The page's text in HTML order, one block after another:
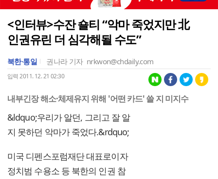
<인터뷰>수잔 숄티 “악마 죽었지만 北
인권유린 더 심각해될 수도”
북한·통일 권나라 기자 nrkwon@chdaily.com
입력 2011. 12. 21 02:30
내부긴장 해소·체제유지 위해 '어떤 카드' 쓸 지 미지수
&ldquo;우리가 알던, 그리고 잘 알
지 못하던 악마가 죽었다.&rdquo;
미국 디펜스포럼재단 대표로이자
정치범 수용소 등 북한의 인권 참